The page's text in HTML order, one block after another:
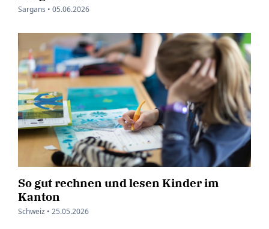
Sargans • 05.06.2026
So gut rechnen und lesen Kinder im
Kanton
Schweiz • 25.05.2026